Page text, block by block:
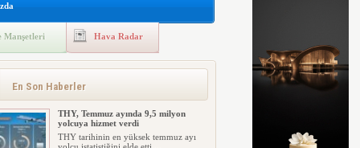
Manşetleri Hava Radar
En Son Haberler
THY, Temmuz ayında 9,5 milyon
yolcuya hizmet verdi
THY tarihinin en yüksek temmuz ayı